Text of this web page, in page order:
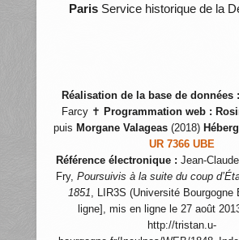
ParisService historique de la
Réalisation de la base de données :
Farcy ✝ Programmation web :
puis Morgane Valageas (2018)
UR 7366 UBE
Référence électronique : Jean-
Fry, Poursuivis à la suite du coup
1851, LIR3S (Université Bourgogne
ligne], mis en ligne le 27 août
http://tristan.u-